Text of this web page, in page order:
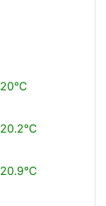
20°C
20.2°C
20.9°C